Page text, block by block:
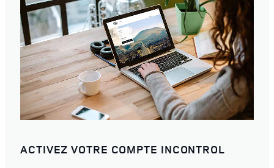
ACTIVEZ VOTRE COMPTE INCONTROL